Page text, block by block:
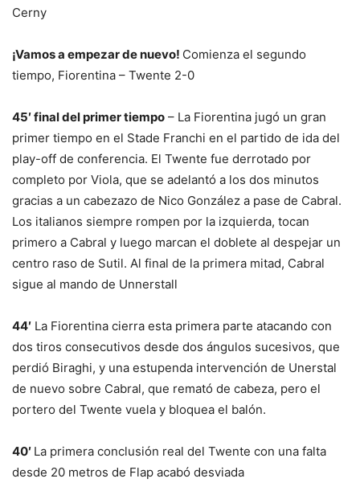
Cerny
¡Vamos a empezar de nuevo! Comienza el segundo
tiempo, Fiorentina – Twente 2-0
45′ final del primer tiempo – La Fiorentina jugó un gran
primer tiempo en el Stade Franchi en el partido de ida del
play-off de conferencia. El Twente fue derrotado por
completo por Viola, que se adelantó a los dos minutos
gracias a un cabezazo de Nico González a pase de Cabral.
Los italianos siempre rompen por la izquierda, tocan
primero a Cabral y luego marcan el doblete al despejar un
centro raso de Sutil. Al final de la primera mitad, Cabral
sigue al mando de Unnerstall
44′ La Fiorentina cierra esta primera parte atacando con
dos tiros consecutivos desde dos ángulos sucesivos, que
perdió Biraghi, y una estupenda intervención de Unerstal
de nuevo sobre Cabral, que remató de cabeza, pero el
portero del Twente vuela y bloquea el balón.
40′ La primera conclusión real del Twente con una falta
desde 20 metros de Flap acabó desviada